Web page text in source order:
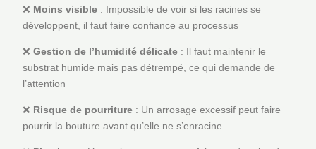
❌ Moins visible: Impossible de voir si les racines se
développent, il faut faire confiance au processus
❌ Gestion de l’humidité délicate: Il faut maintenir le
substrat humide mais pas détrempé, ce qui demande de
l’attention
❌ Risque de pourriture: Un arrosage excessif peut faire
pourrir la bouture avant qu’elle ne s’enracine